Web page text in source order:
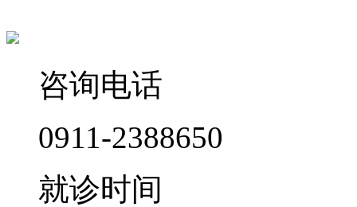
咨询电话
0911-2388650
就诊时间